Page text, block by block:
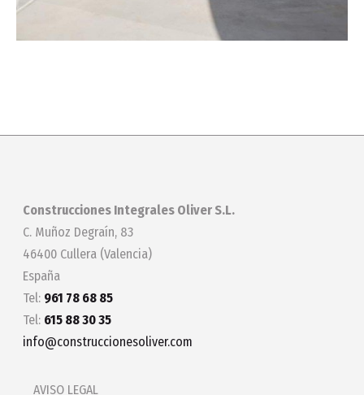
Construcciones Integrales Oliver S.L.
C. Muñoz Degraín, 83
46400 Cullera (Valencia)
España
Tel: 961 78 68 85
Tel: 615 88 30 35
info@construccionesoliver.com
AVISO LEGAL